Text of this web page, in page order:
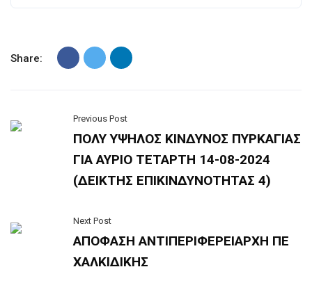
Share:
Previous Post
ΠΟΛΥ ΥΨΗΛΟΣ ΚΙΝΔΥΝΟΣ ΠΥΡΚΑΓΙΑΣ
ΓΙΑ ΑΥΡΙΟ ΤΕΤΑΡΤΗ 14-08-2024
(ΔΕΙΚΤΗΣ ΕΠΙΚΙΝΔΥΝΟΤΗΤΑΣ 4)
Next Post
ΑΠΟΦΑΣΗ ΑΝΤΙΠΕΡΙΦΕΡΕΙΑΡΧΗ ΠΕ
ΧΑΛΚΙΔΙΚΗΣ